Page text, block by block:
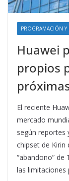
PROGRAMACIÓN Y
Huawei
propios
El reciente
mercado
según reportes
chipset de Kirin
“abandono” de
las limitaciones